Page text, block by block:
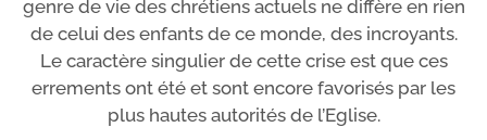
genre de vie des chré­tiens actuels ne dif­fère en rien
de celui des enfants de ce monde, des incroyants.
Le carac­tère sin­gu­lier de cette crise est que ces
erre­ments ont été et sont encore favo­ri­sés par les
plus hautes auto­ri­tés de l’Eglise.